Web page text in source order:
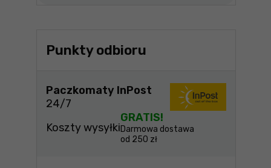
Punkty odbioru
Paczkomaty InPost
24/7
Koszty wysyłki
GRATIS!
Darmowa dostawa
od 250 zł